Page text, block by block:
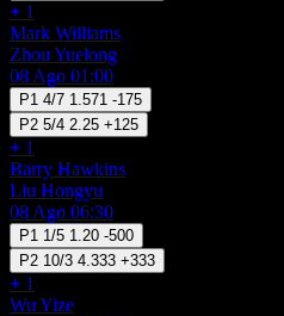
+ 1
Mark Williams
Zhou Yuelong
08 Ago 01:00
P1 4/7 1.571 -175
P2 5/4 2.25 +125
+ 1
Barry Hawkins
Liu Hongyu
08 Ago 06:30
P1 1/5 1.20 -500
P2 10/3 4.333 +333
+ 1
Wu Yize